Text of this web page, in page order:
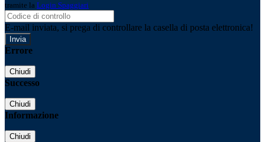
tramite la Login Spaggiari
E-mail inviata, si prega di controllare la casella di posta elettronica!
Errore
Chiudi
Successo
Chiudi
Informazione
Chiudi